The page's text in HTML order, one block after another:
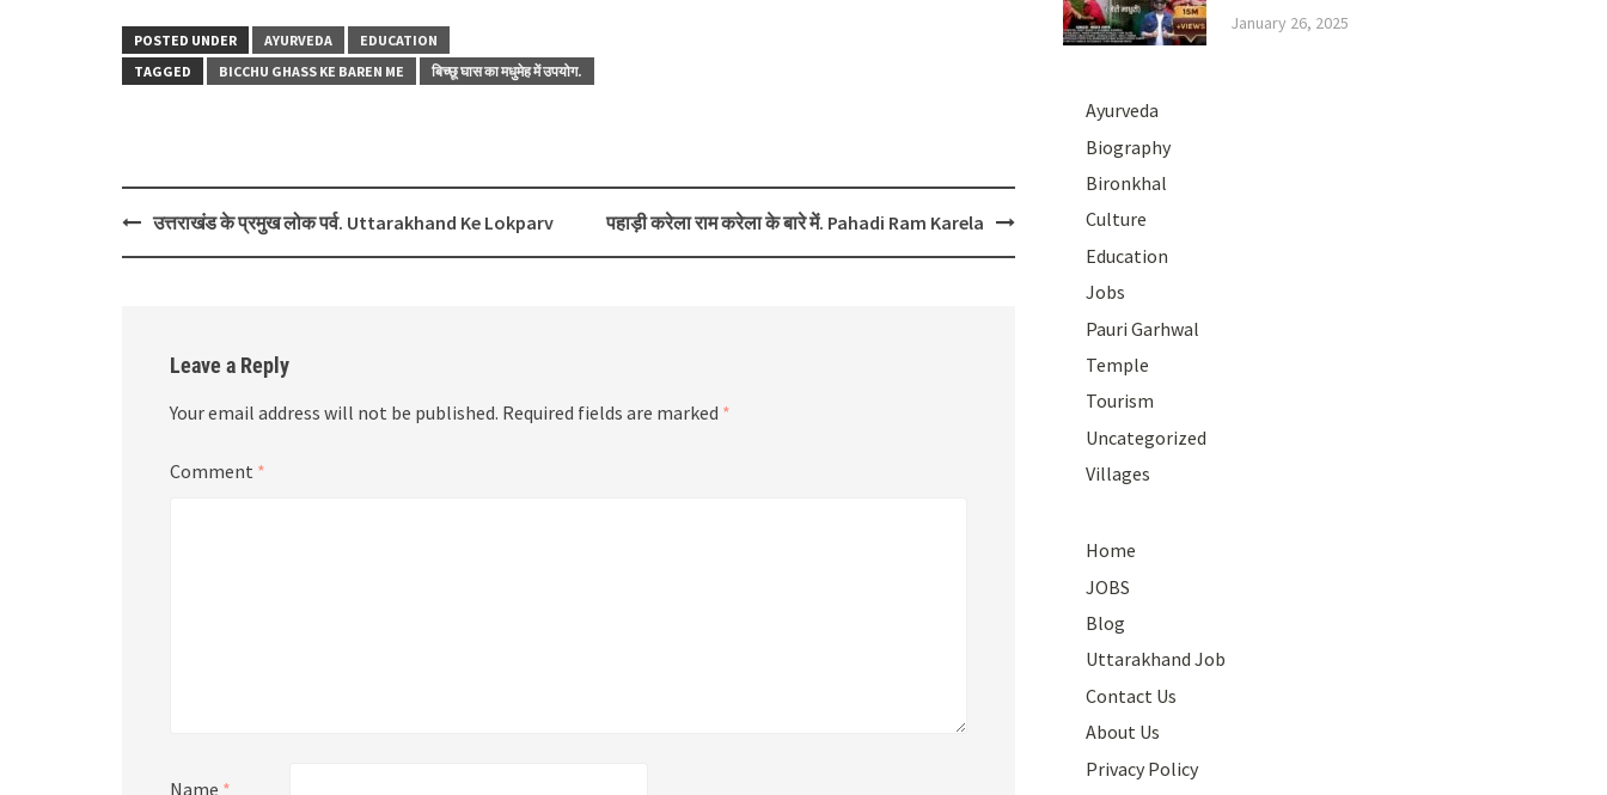
POSTED UNDER AYURVEDA
EDUCATION
TAGGED
BICCHU GHASS KE BAREN ME बिच्छू घास का मधुमेह में उपयोग.
Postउत्तराखंड के प्रमुख लोक पर्व. Uttarakhand Ke Lokparv पहाड़ी करेला राम करेला के बारे में. Pahadi Ram Karela
Leave a Reply
Your email address will not be published. Required fields are marked *
Comment *
Name *
January 26, 2025
Ayurveda
Biography
Bironkhal
Culture
Education
Jobs
Pauri Garhwal
Temple
Tourism
Uncategorized
Villages
Home
JOBS
Blog
Uttarakhand Job
Contact Us
About Us
Privacy Policy